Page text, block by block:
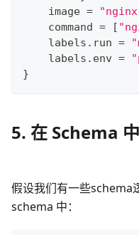
    image
=
    command
= [
    labels
. run =
    labels
. env =
}
5. 在 Schema
假设我们有一些schema
schema 中：